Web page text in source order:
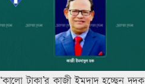
‘কালো টাকা’র কাজী ইমদাদ হচ্ছেন দুদক